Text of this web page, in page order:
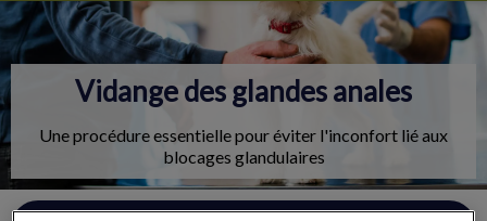
Vidange des glandes anales
Une procédure essentielle pour éviter l'inconfort lié aux
blocages glandulaires